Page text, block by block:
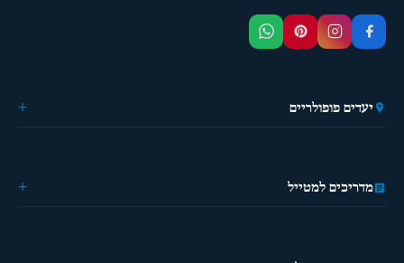
יעדים פופולריים
🎭 פאטייה
⛵ קראבי
מדריכים למטייל
מטיילים פעם ראשונה?